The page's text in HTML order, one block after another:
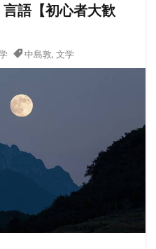
言語【初心者大歓
中島敦, 文学